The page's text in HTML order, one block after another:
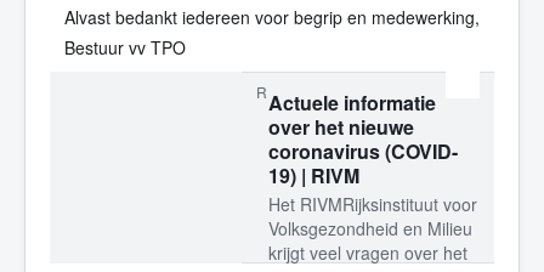
Alvast bedankt iedereen voor begrip en medewerking,
Bestuur vv TPO
Het RIVMRijksinstituut voor Volksgezondheid en Milieu krijgt veel
RIVM.NL
Actuele informatie
over het nieuwe
coronavirus (COVID-
19) | RIVM
Het RIVMRijksinstituut voor
Volksgezondheid en Milieu
krijgt veel vragen over het
Het RIVMRijksinstituut voor